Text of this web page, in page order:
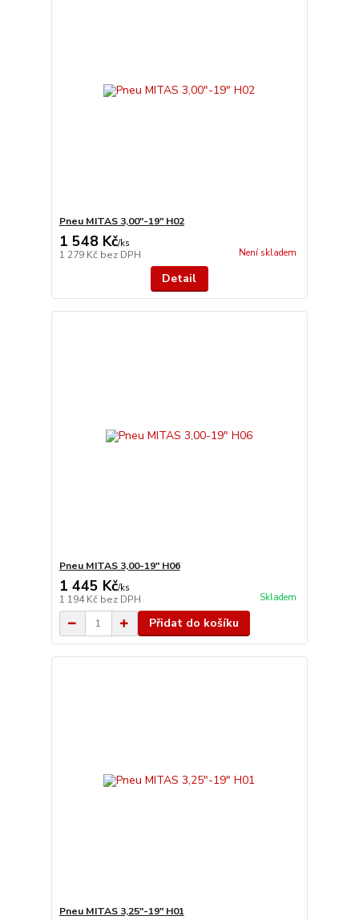
Pneu MITAS 3,00"-19" H02
1 548 Kč/ks
1 279 Kč bez DPH Není skladem
Detail
Pneu MITAS 3,00-19" H06
1 445 Kč/ks
1 194 Kč bez DPH Skladem
Přidat do košíku
Pneu MITAS 3,25"-19" H01